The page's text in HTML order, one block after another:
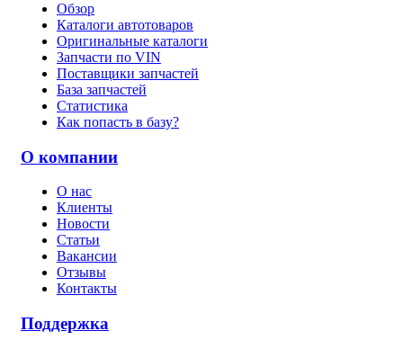
Обзор
Каталоги автотоваров
Оригинальные каталоги
Запчасти по VIN
Поставщики запчастей
База запчастей
Статистика
Как попасть в базу?
О компании
О нас
Клиенты
Новости
Статьи
Вакансии
Отзывы
Контакты
Поддержка